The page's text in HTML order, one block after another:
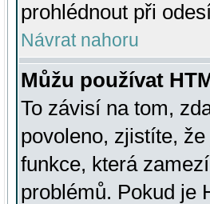
prohlédnout při
Návrat nahoru
Můžu používat
To závisí na tom,
povoleno, zjistíte,
funkce, která
problémů. Pokud je